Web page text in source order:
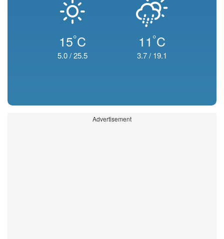
15°C
5.0/25.5
11 °C
3.7/ 19.1
Advertisement